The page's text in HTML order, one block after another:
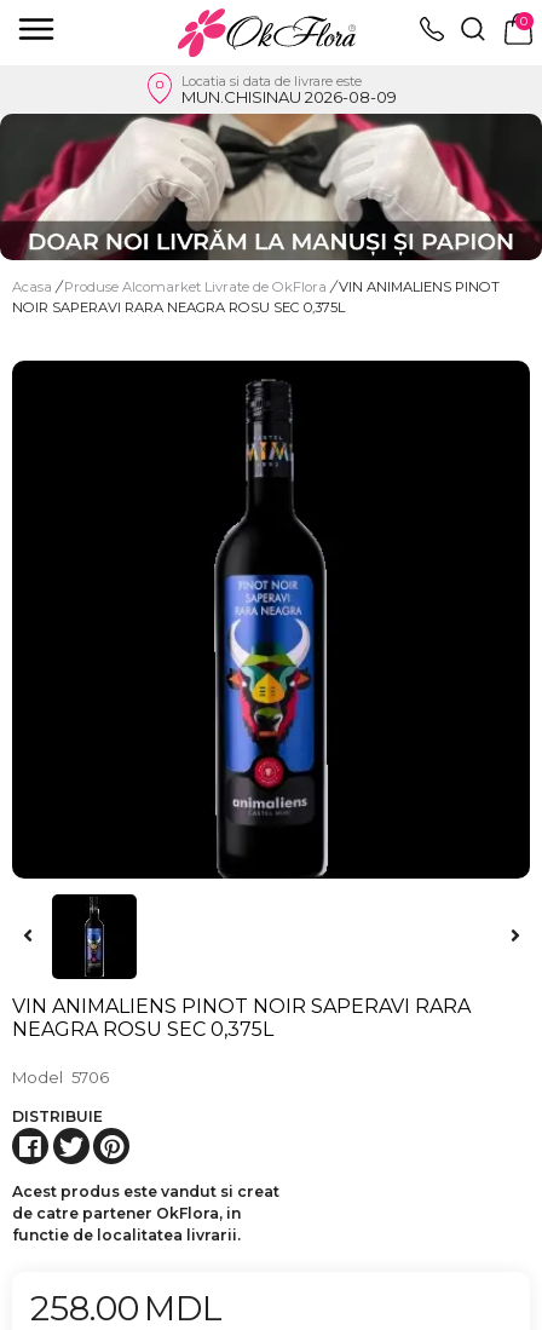
0
Locatia si data de livrare este
MUN.CHISINAU 2026-08-09
Acasa / Produse Alcomarket Livrate de OkFlora / VIN ANIMALIENS PINOT
NOIR SAPERAVI RARA NEAGRA ROSU SEC 0,375L
VIN ANIMALIENS PINOT NOIR SAPERAVI RARA
NEAGRA ROSU SEC 0,375L
Model 5706
DISTRIBUIE
Acest produs este vandut si creat
de catre partener OkFlora, in
functie de localitatea livrarii.
258.00 MDL